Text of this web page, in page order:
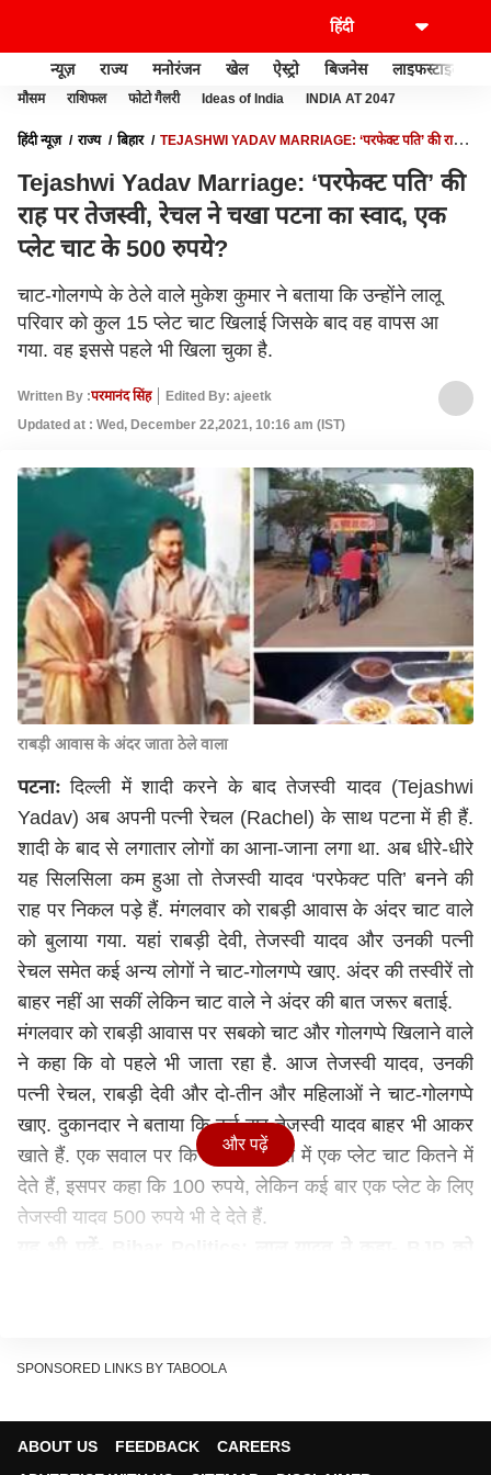
न्यूज़ राज्य मनोरंजन खेल ऐस्ट्रो बिजनेस लाइफस्टाइल
मौसम राशिफल फोटो गैलरी Ideas of India INDIA AT 2047
हिंदी न्यूज़ राज्य बिहार
TEJASHWI YADAV MARRIAGE: ‘परफेक्ट पति’ की राह
Tejashwi Yadav Marriage: ‘परफेक्ट पति’ की
राह पर तेजस्वी, रेचल ने चखा पटना का स्वाद, एक
प्लेट चाट के 500 रुपये?
चाट-गोलगप्पे के ठेले वाले मुकेश कुमार ने बताया कि उन्होंने लालू
परिवार को कुल 15 प्लेट चाट खिलाई जिसके बाद वह वापस आ
गया. वह इससे पहले भी खिला चुका है.
Written By :परमानंद सिंह
Edited By: ajeetk
Updated at : Wed, December 22,2021, 10:16 am (IST)
राबड़ी आवास के अंदर जाता ठेले वाला
पटनाः दिल्ली में शादी करने के बाद तेजस्वी यादव (Tejashwi
Yadav) अब अपनी पत्नी रेचल (Rachel) के साथ पटना में ही हैं.
शादी के बाद से लगातार लोगों का आना-जाना लगा था. अब धीरे-धीरे
यह सिलसिला कम हुआ तो तेजस्वी यादव ‘परफेक्ट पति’ बनने की
राह पर निकल पड़े हैं. मंगलवार को राबड़ी आवास के अंदर चाट वाले
को बुलाया गया. यहां राबड़ी देवी, तेजस्वी यादव और उनकी पत्नी
रेचल समेत कई अन्य लोगों ने चाट-गोलगप्पे खाए. अंदर की तस्वीरें तो
बाहर नहीं आ सकीं लेकिन चाट वाले ने अंदर की बात जरूर बताई.
मंगलवार को राबड़ी आवास पर सबको चाट और गोलगप्पे खिलाने वाले
ने कहा कि वो पहले भी जाता रहा है. आज तेजस्वी यादव, उनकी
पत्नी रेचल, राबड़ी देवी और दो-तीन और महिलाओं ने चाट-गोलगप्पे
खाए. दुकानदार ने बताया कि कई बार तेजस्वी यादव बाहर भी आकर
खाते हैं. एक सवाल पर कि राबड़ी आवास में एक प्लेट चाट कितने में
देते हैं, इसपर कहा कि 100 रुपये, लेकिन कई बार एक प्लेट के लिए
तेजस्वी यादव 500 रुपये भी दे देते हैं.
मुकेश कुमार ने बताया कि उन्होंने लालू परिवार को कुल 15 प्लेट चाट
और पढ़ें
SPONSORED LINKS BY TABOOLA
ABOUT US FEEDBACK
CAREERS